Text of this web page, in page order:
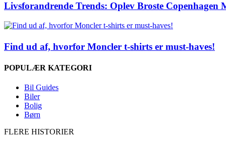
Livsforandrende Trends: Oplev Broste Copenhagen
Find ud af, hvorfor Moncler t-shirts er must-haves!
POPULÆR KATEGORI
Bil Guides
Biler
Bolig
Børn
FLERE HISTORIER